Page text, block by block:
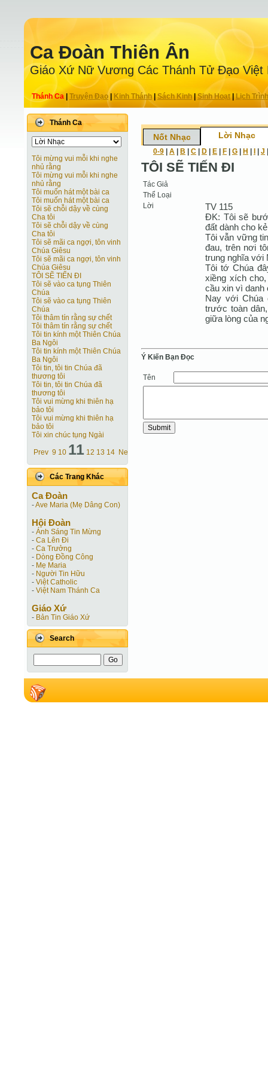
Ca Ðoàn Thiên Ân
Giáo Xứ Nữ Vương Các Thánh Tử Ðạo Việt
Thánh Ca Truyện Ðạo| Kinh Thánh Sách Kinh|Sinh Hoạt| Lịch Trình
Thánh Ca
Tôi mừng vui mỗi khi nghe
nhủ rằng
Tôi mừng vui mỗi khi nghe
nhủ rằng
Tôi muốn hát một bài ca
Tôi muốn hát một bài ca
Tôi sẽ chỗi dậy về cùng
Cha tôi
Tôi sẽ chỗi dậy về cùng
Cha tôi
Tôi sẽ mãi ca ngợi, tôn vinh
Chúa Giêsu
Tôi sẽ mãi ca ngợi, tôn vinh
Chúa Giêsu
TÔI SẼ TIẾN ĐI
Tôi sẽ vào ca tụng Thiên
Chúa
Tôi sẽ vào ca tụng Thiên
Chúa
Tôi thâm tín rằng sự chết
Tôi thâm tín rằng sự chết
Tôi tin kính một Thiên Chúa
Ba Ngôi
Tôi tin kính một Thiên Chúa
Ba Ngôi
Tôi tin, tôi tin Chúa đã
thương tôi
Tôi tin, tôi tin Chúa đã
thương tôi
Tôi vui mừng khi thiên hạ
bảo tôi
Tôi vui mừng khi thiên hạ
bảo tôi
Tôi xin chúc tụng Ngài
Prev 9 10 11 12 13 14 Next
Các Trang Khác
Ca Ðoàn
-Ave Maria (Mẹ Dâng Con)
Hội Ðoàn
- Ánh Sáng Tin Mừng
- Ca Lên Đi
- Ca Trưởng
- Dòng Đồng Công
- Mẹ Maria
- Người Tin Hữu
- Việt Catholic
- Việt Nam Thánh Ca
Giáo Xứ
- Bản Tin Giáo Xứ
Search
Nốt Nhạc Lời Nhạc
0-9 A B C D E F G H J
TÔI SẼ TIẾN ĐI
Tác Giả
Thể Loại
Lời
TV 115
ĐK: Tôi sẽ
đất dành cho
Tôi vẫn vững
đau, trên nơi
trung nghĩa với
Tôi tớ Chúa
xiềng xích
cầu xin vì danh
Nay với Chúa
trước toàn
giữa lòng của
Ý Kiến Bạn Ðọc
Tên